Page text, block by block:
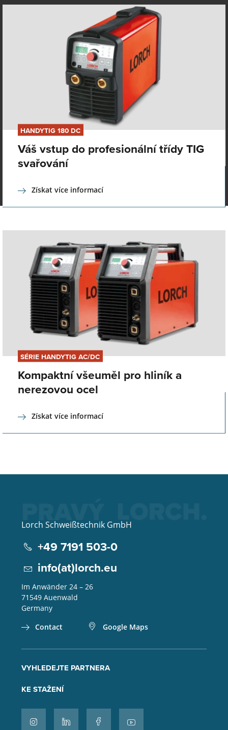
HANDYTIG 180 DC
Váš vstup do profesionální třídy TIG
svařování
Získat více informací
SÉRIE HANDYTIG AC/DC
Kompaktní všeuměl pro hliník a
nerezovou ocel
Získat více informací
Lorch Schweißtechnik GmbH
+49 7191 503-0
info(at)lorch.eu
Im Anwänder 24 – 26
71549 Auenwald
Germany
Contact
Google Maps
VYHLEDEJTE PARTNERA
KE STAŽENÍ